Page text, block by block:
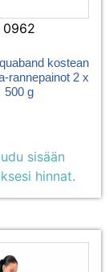
0962
kostean
rannepainot 2 x
500 g
sisään
hinnat.